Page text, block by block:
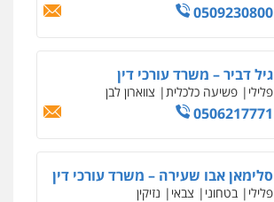
0509230800
גיל דביר – משרד עורכי דין
פלילי פשיעה כלכלית צווארון לבן
0506217771
סלימאן אבו שעירה – משרד עורכי דין
פלילי בטחוני צבאי נזיקין